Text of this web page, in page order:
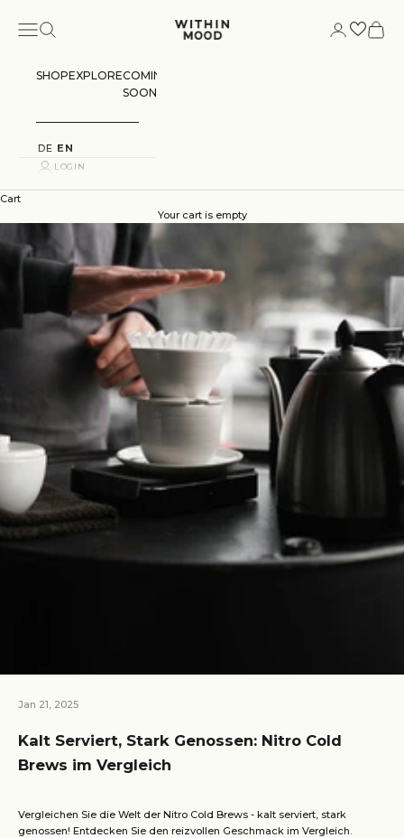
Within Mood
Navigation menu
Search Login Cart
SHOPEXPLORECOMING
SOON
DE EN
LOGIN
Cart
Your cart is empty
Jan 21, 2025
Kalt Serviert, Stark Genossen: Nitro Cold
Brews im Vergleich
Vergleichen Sie die Welt der Nitro Cold Brews - kalt serviert, stark
genossen! Entdecken Sie den reizvollen Geschmack im Vergleich.